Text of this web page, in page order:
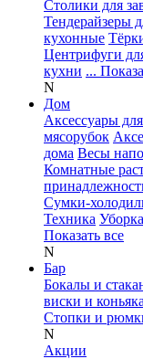
Столики для
Тендерайзеры
кухонные
Центрифуги
кухни ...
N
Дом
Аксессуары
мясорубок
дома Весы
Комнатные
Сумки-
Техника
Показать все
N
Бар
Бокалы и
виски и коньяка
Стопки и
N
Акции